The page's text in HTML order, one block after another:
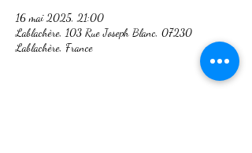
16 mai 2025, 21:00
Lablachère, 103 Rue Joseph Blanc, 07230
Lablachère, France